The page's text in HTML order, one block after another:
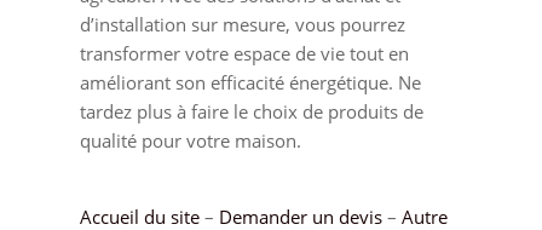
d’installation sur mesure, vous pourrez
transformer votre espace de vie tout en
améliorant son efficacité énergétique. Ne
tardez plus à faire le choix de produits de
qualité pour votre maison.
Accueil du site – Demander un devis –Autre